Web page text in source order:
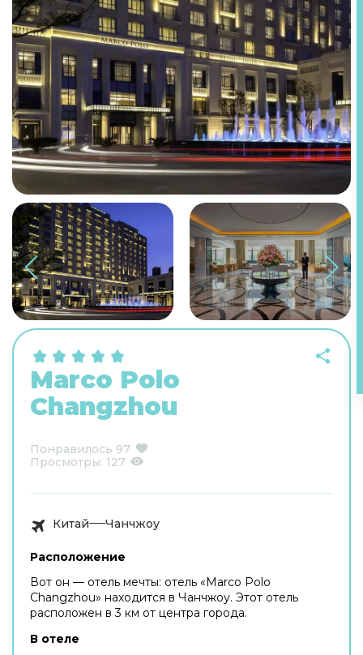
Marco Polo
Changzhou
Понравилось 97
Просмотры: 127
Китай Чанчжоу
Расположение
Вот он — отель мечты: отель «Marco Polo
Changzhou» находится в Чанчжоу. Этот отель
расположен в 3 км от центра города.
В отеле